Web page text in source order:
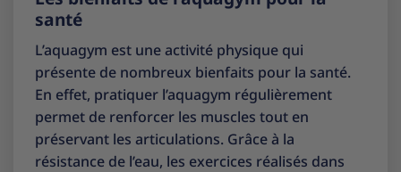
santé
L’aquagym est une activité physique qui
présente de nombreux bienfaits pour la santé.
En effet, pratiquer l’aquagym régulièrement
permet de renforcer les muscles tout en
préservant les articulations. Grâce à la
résistance de l’eau, les exercices réalisés dans